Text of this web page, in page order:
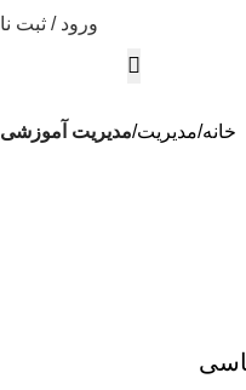
ورود / ثبت
خانه مديريت مدیریت آموزشی